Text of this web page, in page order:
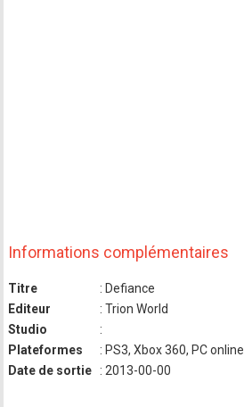
Informations complémentaires
Titre
: Defiance
Editeur
: Trion World
Studio
:
Plateformes
: PS3, Xbox 360, PC online
Date de sortie
: 2013-00-00